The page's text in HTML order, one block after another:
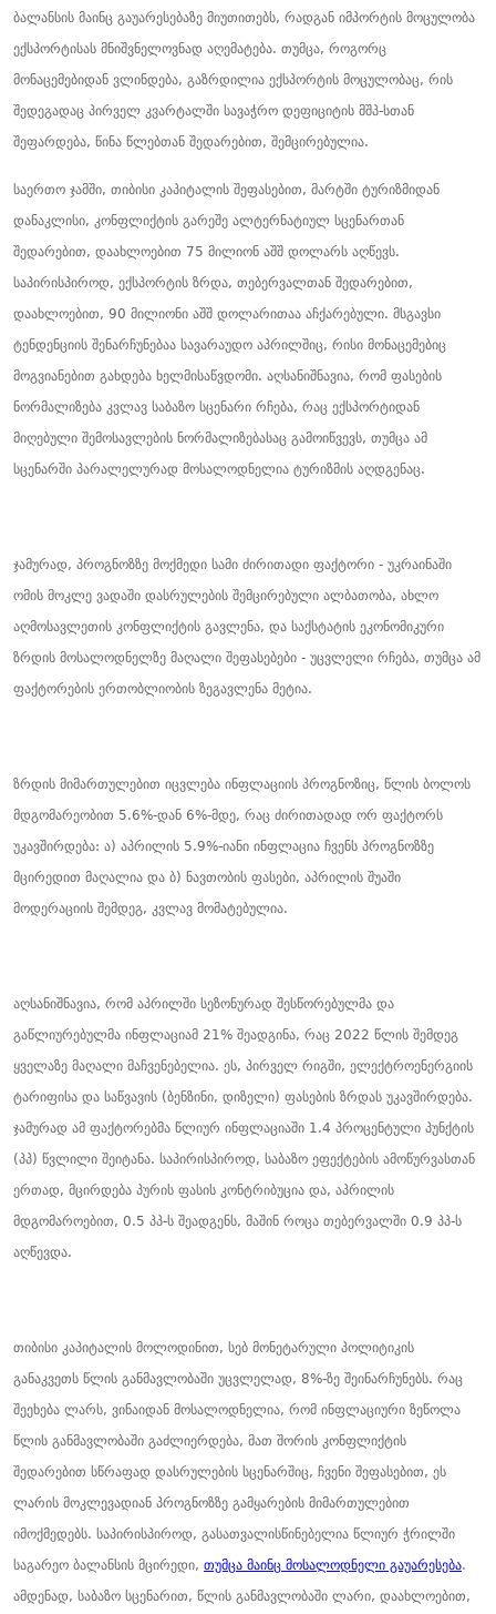
ბალანსის მაინც გაუარესებაზე მიუთითებს, რადგან იმპორტის მოცულობა
ექსპორტისას მნიშვნელოვნად აღემატება. თუმცა, როგორც
მონაცემებიდან ვლინდება, გაზრდილია ექსპორტის მოცულობაც, რის
შედეგადაც პირველ კვარტალში სავაჭრო დეფიციტის მშპ-სთან
შეფარდება, წინა წლებთან შედარებით, შემცირებულია.
საერთო ჯამში, თიბისი კაპიტალის შეფასებით, მარტში ტურიზმიდან
დანაკლისი, კონფლიქტის გარეშე ალტერნატიულ სცენართან
შედარებით, დაახლოებით 75 მილიონ აშშ დოლარს აღწევს.
საპირისპიროდ, ექსპორტის ზრდა, თებერვალთან შედარებით,
დაახლოებით, 90 მილიონი აშშ დოლარითაა აჩქარებული. მსგავსი
ტენდენციის შენარჩუნებაა სავარაუდო აპრილშიც, რისი მონაცემებიც
მოგვიანებით გახდება ხელმისაწვდომი. აღსანიშნავია, რომ ფასების
ნორმალიზება კვლავ საბაზო სცენარი რჩება, რაც ექსპორტიდან
მიღებული შემოსავლების ნორმალიზებასაც გამოიწვევს, თუმცა ამ
სცენარში პარალელურად მოსალოდნელია ტურიზმის აღდგენაც.
ჯამურად, პროგნოზზე მოქმედი სამი ძირითადი ფაქტორი - უკრაინაში
ომის მოკლე ვადაში დასრულების შემცირებული ალბათობა, ახლო
აღმოსავლეთის კონფლიქტის გავლენა, და საქსტატის ეკონომიკური
ზრდის მოსალოდნელზე მაღალი შეფასებები - უცვლელი რჩება, თუმცა ამ
ფაქტორების ერთობლიობის ზეგავლენა მეტია.
ზრდის მიმართულებით იცვლება ინფლაციის პროგნოზიც, წლის ბოლოს
მდგომარეობით 5.6%-დან 6%-მდე, რაც ძირითადად ორ ფაქტორს
უკავშირდება: ა) აპრილის 5.9%-იანი ინფლაცია ჩვენს პროგნოზზე
მცირედით მაღალია და ბ) ნავთობის ფასები, აპრილის შუაში
მოდერაციის შემდეგ, კვლავ მომატებულია.
აღსანიშნავია, რომ აპრილში სეზონურად შესწორებულმა და
გაწლიურებულმა ინფლაციამ 21% შეადგინა, რაც 2022 წლის შემდეგ
ყველაზე მაღალი მაჩვენებელია. ეს, პირველ რიგში, ელექტროენერგიის
ტარიფისა და საწვავის (ბენზინი, დიზელი) ფასების ზრდას უკავშირდება.
ჯამურად ამ ფაქტორებმა წლიურ ინფლაციაში 1.4 პროცენტული პუნქტის
(პპ) წვლილი შეიტანა. საპირისპიროდ, საბაზო ეფექტების ამოწურვასთან
ერთად, მცირდება პურის ფასის კონტრიბუცია და, აპრილის
მდგომაროებით, 0.5 პპ-ს შეადგენს, მაშინ როცა თებერვალში 0.9 პპ-ს
აღწევდა.
თიბისი კაპიტალის მოლოდინით, სებ მონეტარული პოლიტიკის
განაკვეთს წლის განმავლობაში უცვლელად, 8%-ზე შეინარჩუნებს. რაც
შეეხება ლარს, ვინაიდან მოსალოდნელია, რომ ინფლაციური ზეწოლა
წლის განმავლობაში გაძლიერდება, მათ შორის კონფლიქტის
შედარებით სწრაფად დასრულების სცენარშიც, ჩვენი შეფასებით, ეს
ლარის მოკლევადიან პროგნოზზე გამყარების მიმართულებით
იმოქმედებს. საპირისპიროდ, გასათვალისწინებელია წლიურ ჭრილში
საგარეო ბალანსის მცირედი, თუმცა მაინც მოსალოდნელი გაუარესება.
ამდენად, საბაზო სცენარით, წლის განმავლობაში ლარი, დაახლოებით,